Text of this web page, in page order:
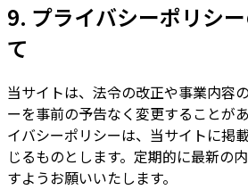
9. プライバシーポリシ
て
当サイトは、法令の改正や事業内容
ーを事前の予告なく変更することが
イバシーポリシーは、当サイトに掲
じるものとします。定期的に最新の
すようお願いいたします。